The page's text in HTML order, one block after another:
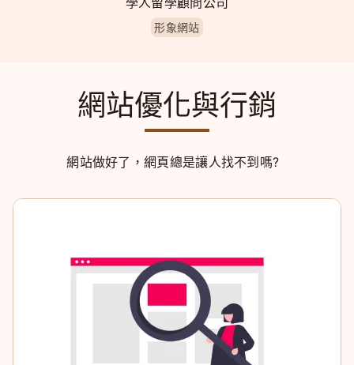
形象網站
網站優化與行銷
網站做好了，網頁總是讓人找不到嗎?